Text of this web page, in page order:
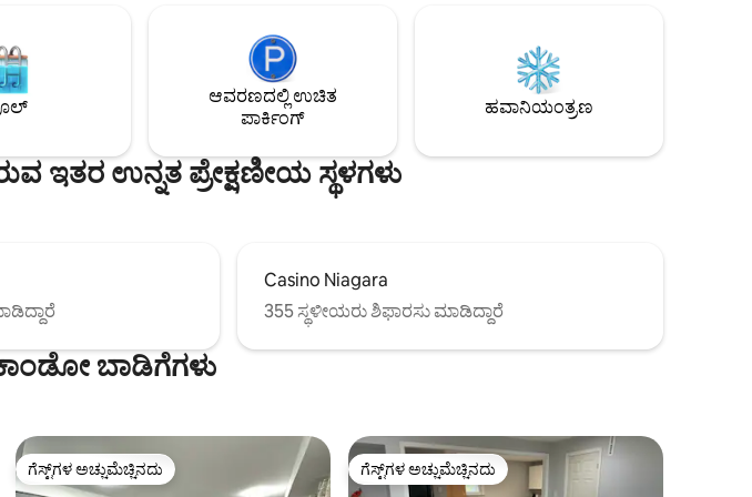
ಆನ್-ದಿ-ಲೇಕ್‌ನ ವೈನ್ ಪ್ರದೇಶಗಳು ಮತ್ತು ದಿ ಬೆಂಚ್
ನಡುವೆ ಇದೆ. ಪೂರ್ವ ಅಥವಾ ಪಶ್ಚಿಮಕ್ಕೆ 15 ನಿಮಿಷಗಳು
ಹೆಚ್ಚಿನ ನಯಾಗರಾ ವೈನರಿಗಳಲ್ಲಿ ನಿಮ್ಮನ್ನು ಕಾಣುತ್ತವೆ.
ಲೈಸೆನ್ಸ್ ಸಂಖ್ಯೆ: 23112230 STR
ನಿಮಿಷಗಳಲ್ಲಿ ನಯಾಗರಾ ಜಲಪಾತಕ್ಕೆ ಹೋಗಬಹುದು,
ಕ್ಯಾಸಿನೊ ಮತ್ತು ಮೂರು US ಗಡಿ ದಾಟುವ ಸ್ಥಳಗಳು
ಸೇರಿದಂತೆ ಅನೇಕ ಆಕರ್ಷಣೆಗಳಿವೆ. ಸಾಕುಪ್ರಾಣಿ ಸ್ನೇಹಿ.
2 ಗರಿಷ್ಠ (ಹೆಚ್ಚಿನದಾಗಿದ್ದರೆ ಅನುಮೋದನೆ)
ಆವರಣದಲ್ಲಿ ಉಚಿತ
ಪಾರ್ಕಿಂಗ್
ಹವಾನಿಯಂತ್ರಣ
ಇತರ ಉನ್ನತ ಪ್ರೇಕ್ಷಣೀಯ ಸ್ಥಳಗಳು
Casino Niagara
355 ಸ್ಥಳೀಯರು ಶಿಫಾರಸು ಮಾಡಿದ್ದಾರೆ
ಬಾಡಿಗೆಗಳು
ಗೆಸ್ಟ್‌ಗಳ ಅಚ್ಚುಮೆಚ್ಚಿನದು
ಗೆಸ್ಟ್‌ಗಳ ಅಚ್ಚುಮೆಚ್ಚಿನದು ಗೆಸ್ಟ್‌ಗಳ ಅಚ್ಚುಮೆಚ್ಚಿನದು
ಗೆಸ್ಟ್‌ಗಳ ಅಚ್ಚುಮೆಚ್ಚಿನದು